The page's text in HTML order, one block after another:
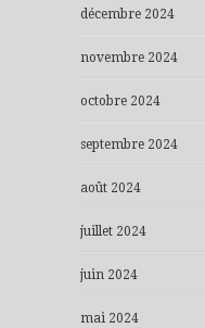
décembre 2024
novembre 2024
octobre 2024
septembre 2024
août 2024
juillet 2024
juin 2024
mai 2024